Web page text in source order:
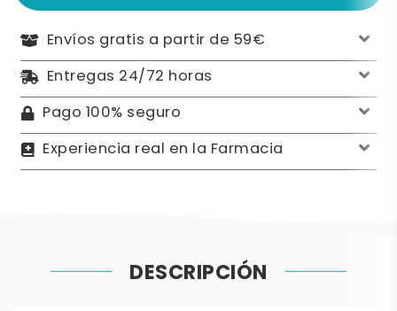
Envíos gratis a partir de 59€
Entregas 24/72 horas
Pago 100% seguro
Experiencia real en la Farmacia
DESCRIPCIÓN